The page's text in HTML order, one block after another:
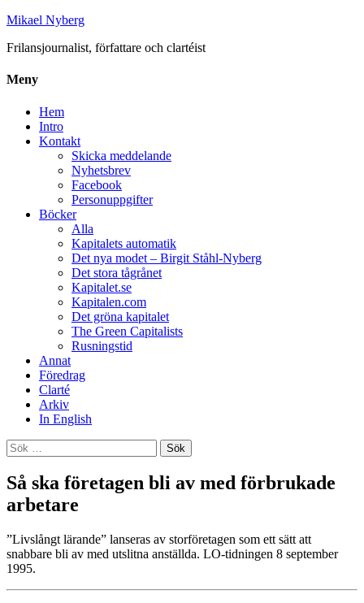
Mikael Nyberg
Frilansjournalist, författare och clartéist
Meny
Hem
Intro
Kontakt
Skicka meddelande
Nyhetsbrev
Facebook
Personuppgifter
Böcker
Alla
Kapitalets automatik
Det nya modet – Birgit Ståhl-Nyberg
Det stora tågrånet
Kapitalet.se
Kapitalen.com
Det gröna kapitalet
The Green Capitalists
Rusningstid
Annat
Föredrag
Clarté
Arkiv
In English
Sök
efter:
Så ska företagen bli av med förbrukade
arbetare
”Livslångt lärande” lanseras av storföretagen som ett sätt att
snabbare bli av med utslitna anställda. LO-tidningen 8 september
1995.